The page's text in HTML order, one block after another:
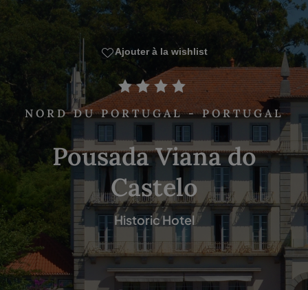
Ajouter à la wishlist
NORD DU PORTUGAL - PORTUGAL
Pousada Viana do
Castelo
Historic Hotel